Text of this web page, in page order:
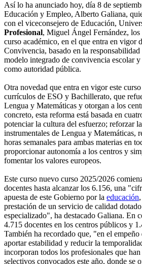
Así lo ha anunciado hoy, día 8 de
Educación y Empleo, Alberto Galiana,
con el viceconsejero de Educación,
Profesional, Miguel Ángel Fernández, los
curso académico, en el que entra en vigor
Convivencia, basado en la
modelo integrado de convivencia escolar
como autoridad pública.
Otra novedad que entra en vigor este
currículos de ESO y Bachillerato, que
Lengua y Matemáticas y otorgan a los
concreto, esta reforma está basada en
potenciar la cultura del esfuerzo; reforzar
instrumentales de Lengua y Matemáticas,
horas semanales para ambas materias en
proporcionar autonomía a los centros y
fomentar los valores europeos.
Este curso nuevo curso 2025/2026
docentes hasta alcanzar los 6.156, una
apuesta de este Gobierno por la educación
prestación de un servicio de calidad
especializado", ha destacado Galiana. En
4.715 docentes en los centros públicos y
También ha recordado que, "en el
aportar estabilidad y reducir la
incorporan todos los profesionales que
selectivos convocados este año, donde se